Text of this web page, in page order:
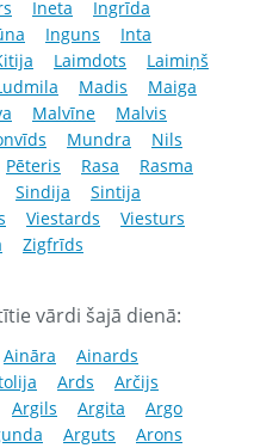
Ineta
Ingrīda
Inguns
Inta
Laimdots
Laimiņš
Madis
Maiga
Malvīne
Malvis
Mundra
Nils
Pēteris Rasa
Rasma
Sindija
Sintija
Viestards
Viesturs
Zigfrīds
vārdi šajā dienā:
Aināra
Ainards
Ards
Arčijs
Argils Argita
Argo
Arguts
Arons